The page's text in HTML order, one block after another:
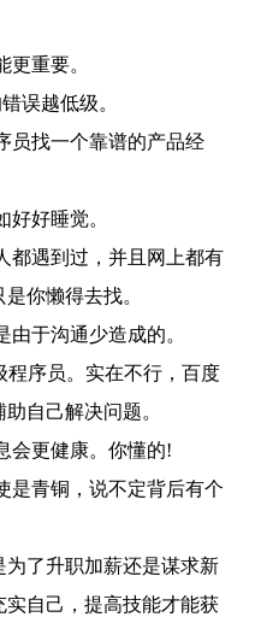
更重要。
误越低级。
员找一个靠谱的产品经
好好睡觉。
都遇到过，并且网上都有
你懒得去找。
由于沟通少造成的。
程序员。实在不行，百度
自己解决问题。
会更健康。你懂的!
是青铜，说不定背后有个
了升职加薪还是谋求新
自己，提高技能才能获